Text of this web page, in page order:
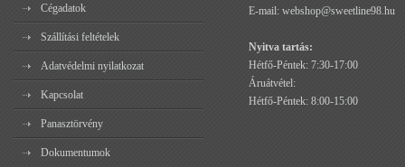
Cégadatok
Szállítási feltételek
Adatvédelmi nyilatkozat
Kapcsolat
Panasztörvény
Dokumentumok
E-mail: webshop@sweetline98.hu
Nyitva tartás:
Hétfő-Péntek: 7:30-17:00
Áruátvétel:
Hétfő-Péntek: 8:00-15:00